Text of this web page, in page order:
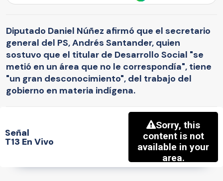
Diputado Daniel Núñez afirmó que el secretario
general del PS, Andrés Santander, quien
sostuvo que el titular de Desarrollo Social "se
metió en un área que no le correspondía", tiene
"un gran desconocimiento", del trabajo del
gobierno en materia indígena.
Señal
T13 En Vivo